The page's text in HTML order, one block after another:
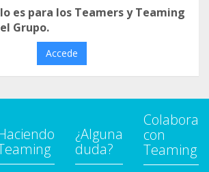
es para los Teamers y Teaming
Grupo.
Accede
¿Alguna
duda?
Colabora
con
Teaming